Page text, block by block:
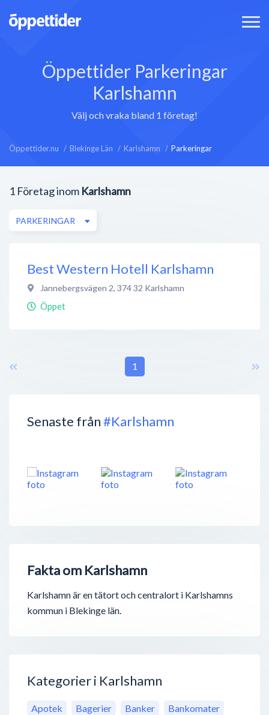
Öppettider Parkeringar
Karlshamn
Välj och vraka bland 1 företag!
Öppettider.nu Blekinge Län Karlshamn Parkeringar
Senaste från#Karlshamn
Fakta om Karlshamn
Karlshamn är en tätort och centralort i Karlshamns
kommun i Blekinge län.
Kategorier i Karlshamn
Apotek Bagerier Banker
Bankomater
1 Företag inom Karlshamn
PARKERINGAR
Best Western Hotell Karlshamn
Jannebergsvägen 2, 374 32 Karlshamn
Öppet
1